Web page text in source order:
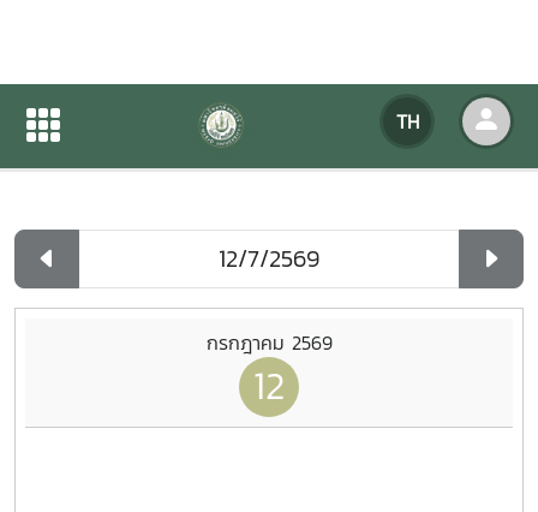
TH
ปฏิทินกิจกรรมของหน่วยงาน
ปฏิทินกิจกรรมของหน่วยงาน
กรกฎาคม 2569
12